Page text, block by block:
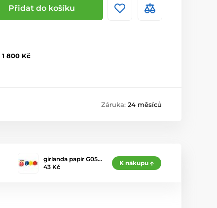
Přidat do košíku
1 800 Kč
Záruka: 24 měsíců
girlanda papír G05…
43 Kč
K nákupu